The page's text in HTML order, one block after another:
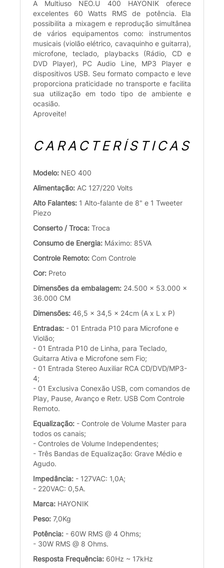
A Multiuso NEO.U 400 HAYONIK oferece
excelentes 60 Watts RMS de potência. Ela
possibilita a mixagem e reprodução simultânea
de vários equipamentos como: instrumentos
musicais (violão elétrico, cavaquinho e guitarra),
microfone, teclado, playbacks (Rádio, CD e
DVD Player), PC Audio Line, MP3 Player e
dispositivos USB. Seu formato compacto e leve
proporciona praticidade no transporte e facilita
sua utilização em todo tipo de ambiente e
ocasião.
Aproveite!
CARACTERÍSTICAS
Modelo: NEO 400
Alimentação: AC 127/220 Volts
Alto Falantes: 1 Alto-falante de 8" e 1 Tweeter
Piezo
Conserto / Troca: Troca
Consumo de Energia: Máximo: 85VA
Controle Remoto: Com Controle
Cor: Preto
Dimensões da embalagem: 24.500 x 53.000 x
36.000 CM
Dimensões: 46,5 x 34,5 x 24cm (A x L x P)
Entradas: - 01 Entrada P10 para Microfone e
Violão;
- 01 Entrada P10 de Linha, para Teclado,
Guitarra Ativa e Microfone sem Fio;
- 01 Entrada Stereo Auxiliar RCA CD/DVD/MP3-
4;
- 01 Exclusiva Conexão USB, com comandos de
Play, Pause, Avanço e Retr. USB Com Controle
Remoto.
Equalização: - Controle de Volume Master para
todos os canais;
- Controles de Volume Independentes;
- Três Bandas de Equalização: Grave Médio e
Agudo.
Impedância: - 127VAC: 1,0A;
- 220VAC: 0,5A.
Marca: HAYONIK
Peso: 7,0Kg
Potência: - 60W RMS @ 4 Ohms;
- 30W RMS @ 8 Ohms.
Resposta Frequência: 60Hz ~ 17kHz